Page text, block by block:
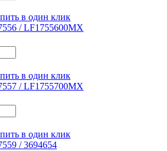
в один клик
/ LF1755600MX
в один клик
/ LF1755700MX
в один клик
/ 3694654